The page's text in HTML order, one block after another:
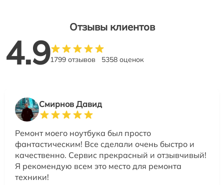
Отзывы клиентов
4.91799 отзывов 5358 оценок
Смирнов Давид
Ремонт моего ноутбука был просто
фантастическим! Все сделали очень быстро и
качественно. Сервис прекрасный и отзывчивый!
Я рекомендую всем это место для ремонта
техники!